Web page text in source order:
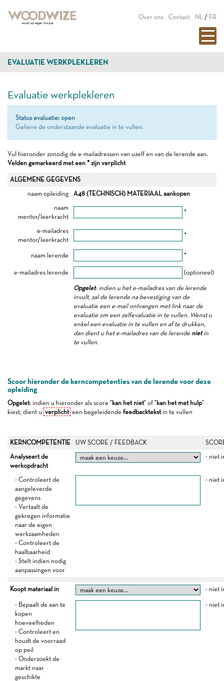
Over ons Contact NL / FR
EVALUATIE WERKPLEKLEREN
Evaluatie werkplekleren
Status evaluatie: open
Gelieve de onderstaande evaluatie in te vullen.
Vul hieronder zonodig de e-mailadressen van uzelf en van de lerende aan.
Velden gemarkeerd met een * zijn verplicht
ALGEMENE GEGEVENS
naam opleiding
A48 (TECHNISCH) MATERIAAL aankopen
naam
mentor/leerkracht
*
e-mailadres
mentor/leerkracht
*
naam lerende *
e-mailadres lerende (optioneel)
Opgelet: indien u het e-mailadres van de lerende
invult, zal de lerende na bevestiging van de
evaluatie een e-mail ontvangen met link naar de
evaluatie om een zelfevaluatie in te vullen. Wenst u
enkel een evaluatie in te vullen en af te drukken,
dan dient u het e-mailadres van de lerende nietin
te vullen.
Scoor hieronder de kerncompetenties van de lerende voor deze
opleiding
Opgelet: indien u hieronder als score "kan het niet" of "kan het met hulp"
kiest, dient u verplicht een begeleidende feedbacktekstin te vullen
KERNCOMPETENTIE UW SCORE / FEEDBACK
Analyseert de
werkopdracht
- niet
- Controleert de
aangeleverde
gegevens
- Vertaalt de
gekregen informatie
naar de eigen
werkzaamheden
- Controleert de
haalbaarheid
- Stelt indien nodig
aanpassingen voor
- niet
Koopt materiaal in - niet
- Bepaalt de aan te
kopen
hoeveelheden
- Controleert en
houdt de voorraad
op peil
- Onderzoekt de
markt naar
geschikte
- niet